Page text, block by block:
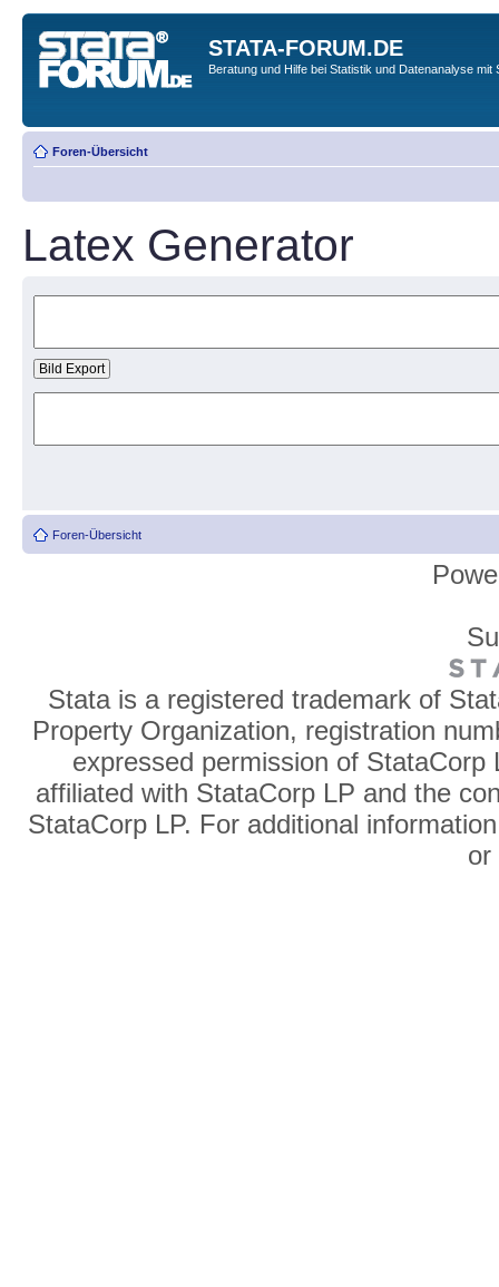
STATA-FORUM.DE
Beratung und Hilfe bei Statistik und Datenanalyse mit
Foren-Übersicht
Latex Generator
Foren-Übersicht
Stata is a registered trademark of
Property Organization, registration
expressed permission of
affiliated with StataCorp LP and the
StataCorp LP. For additional
or